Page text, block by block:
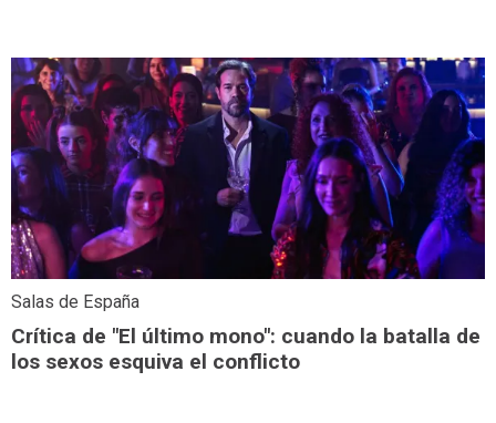
Salas de España
Crítica de "El último mono": cuando la batalla de
los sexos esquiva el conflicto